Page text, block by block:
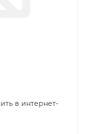
в интернет-